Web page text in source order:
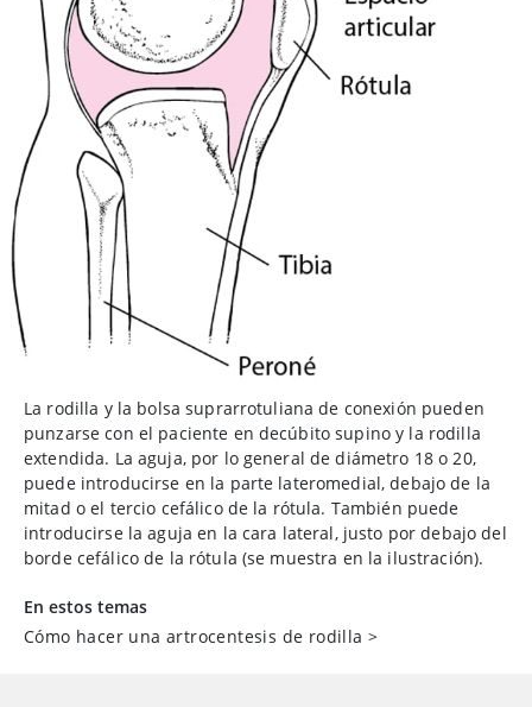
La rodilla y la bolsa suprarrotuliana de conexión pueden
punzarse con el paciente en decúbito supino y la rodilla
extendida. La aguja, por lo general de diámetro 18 o 20,
puede introducirse en la parte lateromedial, debajo de la
mitad o el tercio cefálico de la rótula. También puede
introducirse la aguja en la cara lateral, justo por debajo del
borde cefálico de la rótula (se muestra en la ilustración).
En estos temas
Cómo hacer una artrocentesis de rodilla >